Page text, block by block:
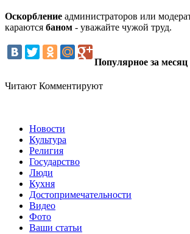
Оскорбление администраторов или
караются баном - уважайте чужой труд.
Популярное за месяц
Читают Комментируют
Новости
Культура
Религия
Государство
Люди
Кухня
Достопримечательности
Видео
Фото
Ваши статьи